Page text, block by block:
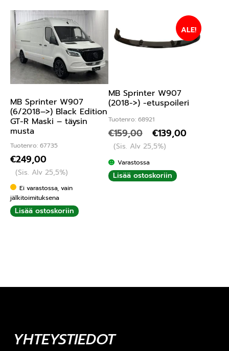
MB Sprinter W907
(6/2018–>) Black Edition
GT-R Maski – täysin
musta
Tuotenro: 67735
€249,00
(Sis. Alv 25,5%)
Ei varastossa, vain
jälkitoimituksena
Lisää ostoskoriin
MB Sprinter W907
(2018->) -etuspoileri
Tuotenro: 68921
ALE!
€159,00 €139,00
(Sis. Alv 25,5%)
Varastossa
Lisää ostoskoriin
YHTEYSTIEDOT